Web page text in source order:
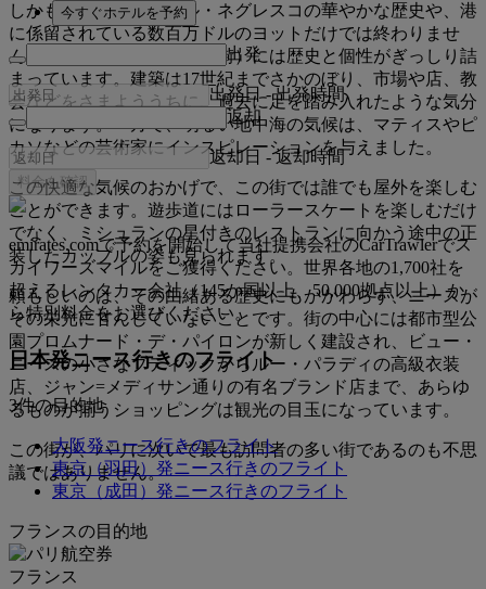
しかもニースは、ホテル・ネグレスコの華やかな歴史や、港
に係留されている数百万ドルのヨットだけでは終わりませ
ん。ビュー・ニース（旧市街）には歴史と個性がぎっしり詰
まっています。建築は17世紀までさかのぼり、市場や店、教
会などをさまよううちに、過去に足を踏み入れたような気分
になります。一方で、明るい地中海の気候は、マティスやピ
カソなどの芸術家にインスピレーションを与えました。
この快適な気候のおかげで、この街では誰でも屋外を楽しむ
ことができます。遊歩道にはローラースケートを楽しむだけ
でなく、ミシュランの星付きのレストランに向かう途中の正
装したカップルの姿も見られます。
頼もしいのは、その由緒ある歴史にもかかわらず、ニースが
その栄光に甘んじていないことです。街の中心には都市型公
園プロムナード・デ・パイロンが新しく建設され、ビュー・
ニースの小さなブティックからルー・パラディの高級衣装
店、ジャン=メディサン通りの有名ブランド店まで、あらゆ
るものが揃うショッピングは観光の目玉になっています。
この街が、パリに次いで最も訪問者の多い街であるのも不思
議ではありません。
今すぐホテルを予約
出発
出発日 - 出発時間
返却
返却日 - 返却時間
料金を確認
emirates.comで予約を開始して当社提携会社のCarTrawlerでス
カイワーズマイルをご獲得ください。世界各地の1,700社を
超えるレンタカー会社（145か国以上、50,000拠点以上）か
ら特別料金をお選びください。
日本発ニース行きのフライト
3件の目的地
大阪発ニース行きのフライト
東京（羽田）発ニース行きのフライト
東京（成田）発ニース行きのフライト
フランスの目的地
フランス